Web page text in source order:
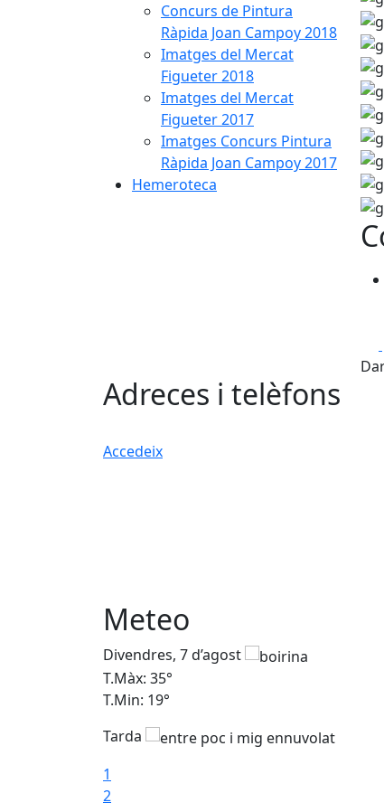
Concurs de Pintura
Ràpida Joan Campoy 2018
Imatges del Mercat
Figueter 2018
Imatges del Mercat
Figueter 2017
Imatges Concurs Pintura
Ràpida Joan Campoy 2017
Hemeroteca
Adreces i telèfons
Accedeix
Meteo
Divendres, 7 d’agost
T.Màx: 35°
T.Min: 19°
Tarda
1
2